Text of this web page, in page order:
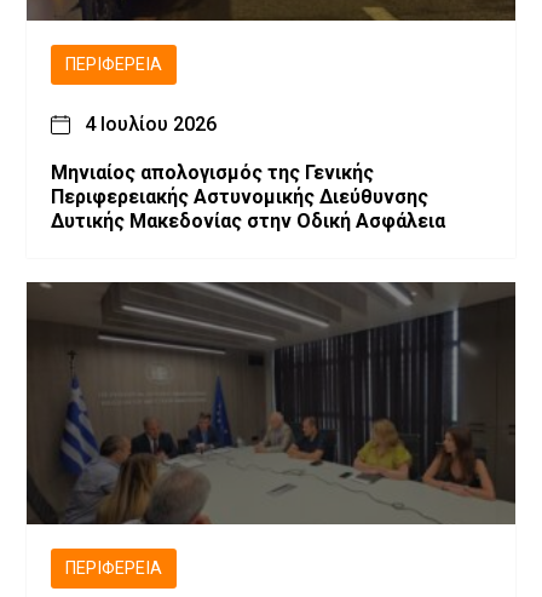
ΠΕΡΙΦΈΡΕΙΑ
4 Ιουλίου 2026
Μηνιαίος απολογισμός της Γενικής
Περιφερειακής Αστυνομικής Διεύθυνσης
Δυτικής Μακεδονίας στην Οδική Ασφάλεια
ΠΕΡΙΦΈΡΕΙΑ